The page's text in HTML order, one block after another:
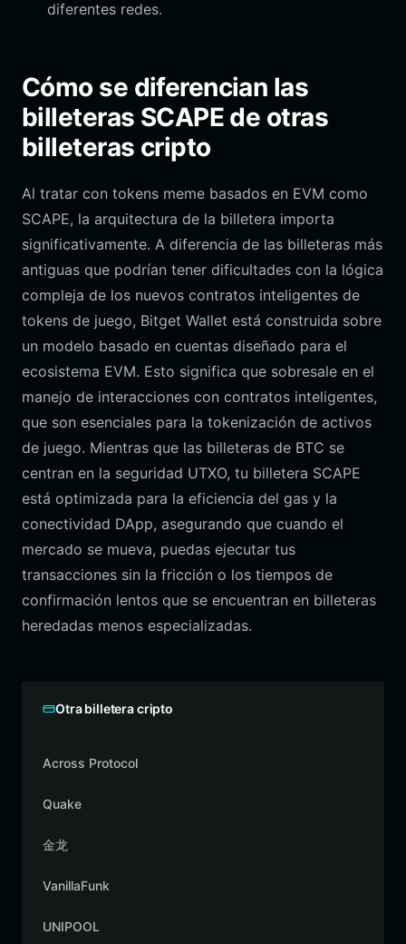
diferentes redes.
Cómo se diferencian las
billeteras SCAPE de otras
billeteras cripto
Al tratar con tokens meme basados en EVM como
SCAPE, la arquitectura de la billetera importa
significativamente. A diferencia de las billeteras más
antiguas que podrían tener dificultades con la lógica
compleja de los nuevos contratos inteligentes de
tokens de juego, Bitget Wallet está construida sobre
un modelo basado en cuentas diseñado para el
ecosistema EVM. Esto significa que sobresale en el
manejo de interacciones con contratos inteligentes,
que son esenciales para la tokenización de activos
de juego. Mientras que las billeteras de BTC se
centran en la seguridad UTXO, tu billetera SCAPE
está optimizada para la eficiencia del gas y la
conectividad DApp, asegurando que cuando el
mercado se mueva, puedas ejecutar tus
transacciones sin la fricción o los tiempos de
confirmación lentos que se encuentran en billeteras
heredadas menos especializadas.
Otra billetera cripto
Across Protocol
Quake
金龙
VanillaFunk
UNIPOOL